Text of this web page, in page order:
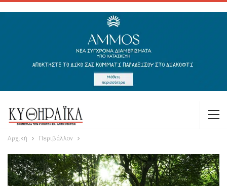
Αρχική Περιβάλλον